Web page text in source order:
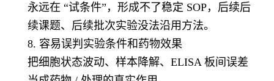
永远在 “试条件”，形成不了稳定 SOP，后续后
续课题、后续批次实验没法沿用方法。
8. 容易误判实验条件和药物效果
把细胞状态波动、样本降解、ELISA 板间误差